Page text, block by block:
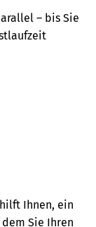
– bis Sie
Ihnen, ein
Sie Ihren